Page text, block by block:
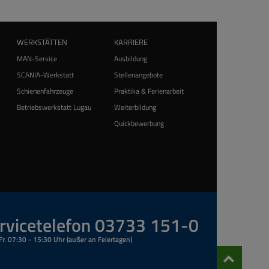
in den Kundenbüros vor Ort
das SeniorenTicket Partner in Frage.
WERKSTÄTTEN
MAN-Service
SCANIA-Werkstatt
Schienenfahrzeuge
Betriebswerkstatt Lugau
KARRIERE
Ausbildung
Stellenangebote
Praktika & Ferienarbeit
Weiterbildung
Quickbewerbung
03733 151-0
07:30 - 15:30 Uhr (außer an Feiertagen)
oben